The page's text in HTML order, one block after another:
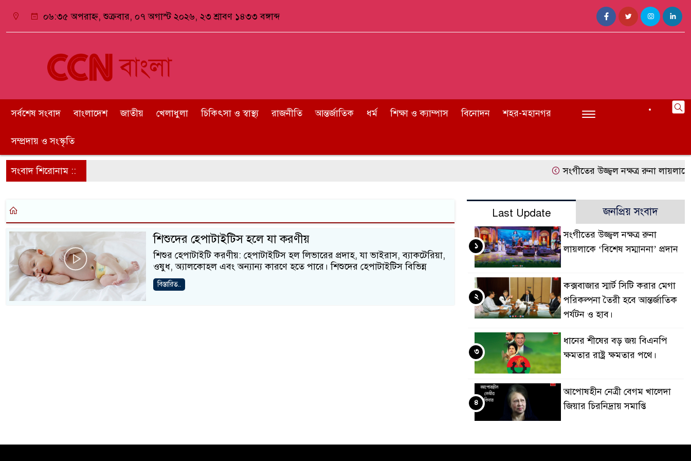
০৬:৩৫ অপরাহ্ন, শুক্রবার, ০৭ অগাস্ট ২০২৬, ২৩ শ্রাবণ ১৪৩৩ বঙ্গাব্দ
সর্বশেষ সংবাদ বাংলাদেশ জাতীয় খেলাধুলা চিকিৎসা ও স্বাস্থ্য রাজনীতি আন্তর্জাতিক ধর্ম শিক্ষা ও ক্যাম্পাস বিনোদন শহর-মহানগর
সম্প্রদায় ও সংস্কৃতি
সংবাদ শিরোনাম :: সংগীতের উজ্জ্বল নক্ষত্র রুনা লায়লাকে
শিশুদের হেপাটাইটিস হলে যা করণীয়
শিশুর হেপাটাইটি করণীয়: হেপাটাইটিস হল লিভারের প্রদাহ, যা ভাইরাস, ব্যাকটেরিয়া,
ওষুধ, অ্যালকোহল এবং অন্যান্য কারণে হতে পারে। শিশুদের হেপাটাইটিস বিভিন্ন
বিস্তারিত..
Last Update জনপ্রিয় সংবাদ
সংগীতের উজ্জ্বল নক্ষত্র রুনা
লায়লাকে ‘বিশেষ সম্মাননা’ প্রদান
১
কক্সবাজার স্মার্ট সিটি করার মেগা
পরিকল্পনা তৈরী হবে আন্তর্জাতিক
পর্যটন ও হাব।
২
ধানের শীষের বড় জয় বিএনপি
ক্ষমতার রাষ্ট্র ক্ষমতার পথে।
৩
আপোষহীন নেত্রী বেগম খালেদা
জিয়ার চিরনিদ্রায় সমাপ্তি
৪
জাপান-বাংলাদেশ সহযোগিতা